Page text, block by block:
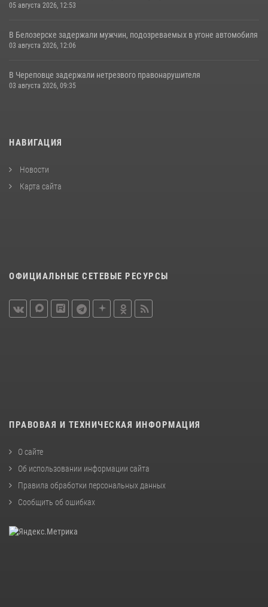
05 августа 2026, 12:53
В Белозерске задержали мужчин, подозреваемых в угоне автомобиля
03 августа 2026, 12:06
В Череповце задержали нетрезвого правонарушителя
03 августа 2026, 09:35
НАВИГАЦИЯ
Новости
Карта сайта
ОФИЦИАЛЬНЫЕ СЕТЕВЫЕ РЕСУРСЫ
ПРАВОВАЯ И ТЕХНИЧЕСКАЯ ИНФОРМАЦИЯ
О сайте
Об использовании информации сайта
Правила обработки персональных данных
Сообщить об ошибках